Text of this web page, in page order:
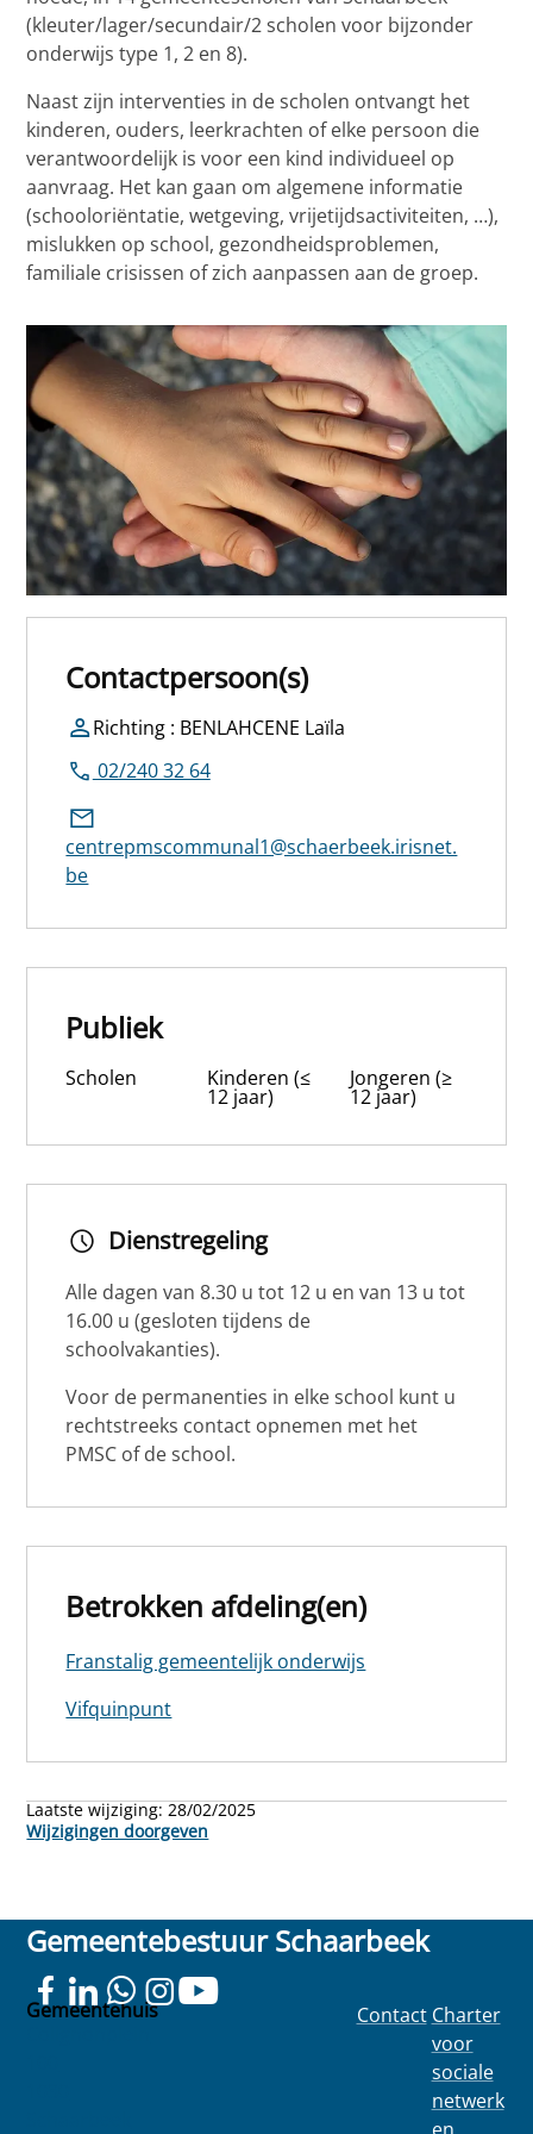
(kleuter/lager/secundair/2 scholen voor bijzonder
onderwijs type 1, 2 en 8).
Naast zijn interventies in de scholen ontvangt het
kinderen, ouders, leerkrachten of elke persoon die
verantwoordelijk is voor een kind individueel op
aanvraag. Het kan gaan om algemene informatie
(schooloriëntatie, wetgeving, vrijetijdsactiviteiten, …),
mislukken op school, gezondheidsproblemen,
familiale crisissen of zich aanpassen aan de groep.
Contactpersoon(s)
Richting : BENLAHCENE Laïla
02/240 32 64
centrepmscommunal1@schaerbeek.irisnet.
be
Publiek
Scholen Kinderen (≤
12 jaar)
Jongeren (≥
12 jaar)
Dienstregeling
Alle dagen van 8.30 u tot 12 u en van 13 u tot
16.00 u (gesloten tijdens de
schoolvakanties).
Voor de permanenties in elke school kunt u
rechtstreeks contact opnemen met het
PMSC of de school.
Betrokken afdeling(en)
Franstalig gemeentelijk onderwijs
Vifquinpunt
Laatste wijziging:28/02/2025
Wijzigingen doorgeven
Gemeentebestuur Schaarbeek
Gemeentehuis
Contact Charter
voor
sociale
netwerk